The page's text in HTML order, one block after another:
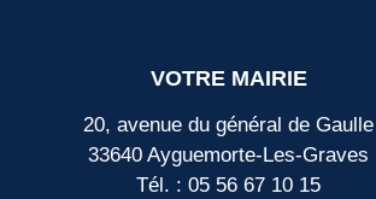
VOTRE MAIRIE
20, avenue du général de Gaulle
33640 Ayguemorte-Les-Graves
Tél. : 05 56 67 10 15